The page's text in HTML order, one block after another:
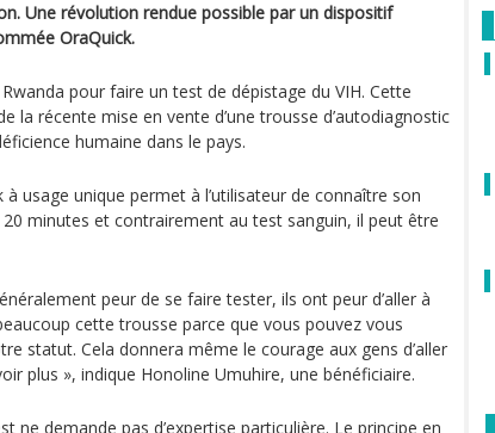
Une révolution rendue possible par un dispositif
OraQuick.
pour faire un test de dépistage du VIH. Cette
la récente mise en vente d’une trousse d’autodiagnostic
humaine dans le pays.
à usage unique permet à l’utilisateur de connaître son
minutes et contrairement au test sanguin, il peut être
peur de se faire tester, ils ont peur d’aller à
cette trousse parce que vous pouvez vous
statut. Cela donnera même le courage aux gens d’aller
plus », indique Honoline Umuhire, une bénéficiaire.
ne demande pas d’expertise particulière. Le principe en